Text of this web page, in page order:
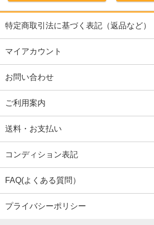
特定商取引法に基づく表記（返品など）
マイアカウント
お問い合わせ
ご利用案内
送料・お支払い
コンディション表記
FAQ(よくある質問）
プライバシーポリシー